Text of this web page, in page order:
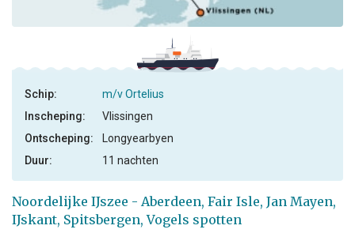
Noordelijke IJszee - Aberdeen, Fair Isle, Jan Mayen,
IJskant, Spitsbergen, Vogels spotten
Schip:
m/v Ortelius
Inscheping:
Vlissingen
Ontscheping:
Longyearbyen
Duur:
11 nachten